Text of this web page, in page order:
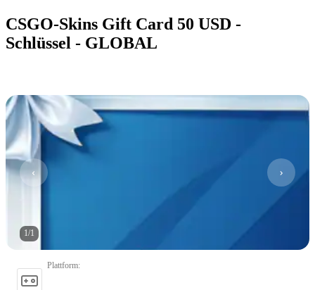
CSGO-Skins Gift Card 50 USD -
Schlüssel - GLOBAL
1/1
Plattform: